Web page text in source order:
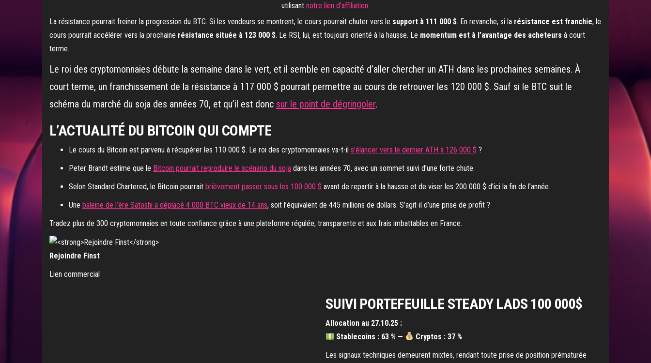
utilisant notre lien d’affiliation.
La résistance pourrait freiner la progression du BTC. Si les vendeurs se montrent, le cours pourrait chuter vers le support à 111 000 $. En revanche, si la résistance est franchie, le
cours pourrait accélérer vers la prochaine résistance située à 123 000 $. Le RSI, lui, est toujours orienté à la hausse. Le momentum est à l’avantage des acheteurs à court
terme.
Le roi des cryptomonnaies débute la semaine dans le vert, et il semble en capacité d’aller chercher un ATH dans les prochaines semaines. À
court terme, un franchissement de la résistance à 117 000 $ pourrait permettre au cours de retrouver les 120 000 $. Sauf si le BTC suit le
schéma du marché du soja des années 70, et qu’il est donc sur le point de dégringoler.
L’ACTUALITÉ DU BITCOIN QUI COMPTE
Le cours du Bitcoin est parvenu à récupérer les 110 000 $. Le roi des cryptomonnaies va-t-il s’élancer vers le dernier ATH à 126 000 $ ?
Peter Brandt estime que le Bitcoin pourrait reproduire le scénario du soja dans les années 70, avec un sommet suivi d’une forte chute.
Selon Standard Chartered, le Bitcoin pourrait brièvement passer sous les 100 000 $ avant de repartir à la hausse et de viser les 200 000 $ d’ici la fin de l’année.
Une baleine de l’ère Satoshi a déplacé 4 000 BTC vieux de 14 ans, soit l’équivalent de 445 millions de dollars. S’agit-il d’une prise de profit ?
Tradez plus de 300 cryptomonnaies en toute confiance grâce à une plateforme régulée, transparente et aux frais imbattables en France.
Rejoindre Finst
Lien commercial
SUIVI PORTEFEUILLE STEADY LADS 100 000$
Allocation au 27.10.25 :
Stablecoins : 63 % —
Cryptos : 37 %
Les signaux techniques demeurent mixtes, rendant toute prise de position prématurée